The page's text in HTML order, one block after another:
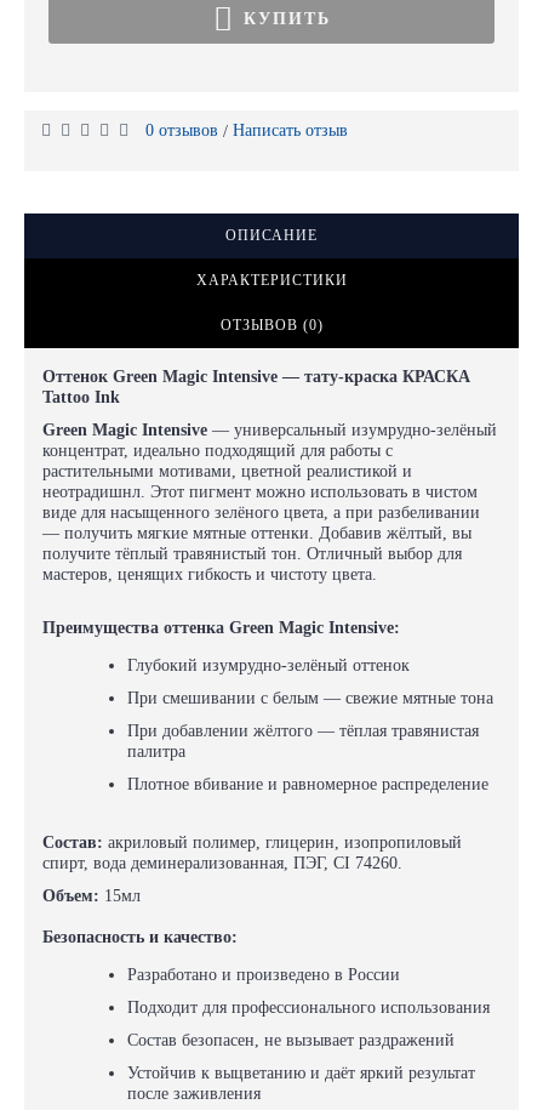
КУПИТЬ
0 отзывов / Написать отзыв
ОПИСАНИЕ
ХАРАКТЕРИСТИКИ
ОТЗЫВОВ (0)
Оттенок Green Magic Intensive — тату-краска КРАСКА
Tattoo Ink
Green Magic Intensive — универсальный изумрудно-зелёный
концентрат, идеально подходящий для работы с
растительными мотивами, цветной реалистикой и
неотрадишнл. Этот пигмент можно использовать в чистом
виде для насыщенного зелёного цвета, а при разбеливании
— получить мягкие мятные оттенки. Добавив жёлтый, вы
получите тёплый травянистый тон. Отличный выбор для
мастеров, ценящих гибкость и чистоту цвета.
Преимущества оттенка Green Magic Intensive:
Глубокий изумрудно-зелёный оттенок
При смешивании с белым — свежие мятные тона
При добавлении жёлтого — тёплая травянистая
палитра
Плотное вбивание и равномерное распределение
Состав: акриловый полимер, глицерин, изопропиловый
спирт, вода деминерализованная, ПЭГ, CI 74260.
Объем: 15мл
Безопасность и качество:
Разработано и произведено в России
Подходит для профессионального использования
Состав безопасен, не вызывает раздражений
Устойчив к выцветанию и даёт яркий результат
после заживления